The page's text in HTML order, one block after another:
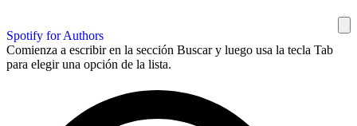
Spotify for Authors
Comienza a escribir en la sección Buscar y luego usa la tecla Tab
para elegir una opción de la lista.